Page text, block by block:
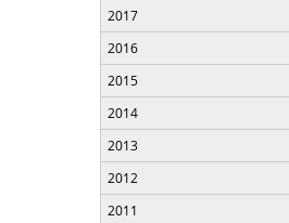
2017
2016
2015
2014
2013
2012
2011